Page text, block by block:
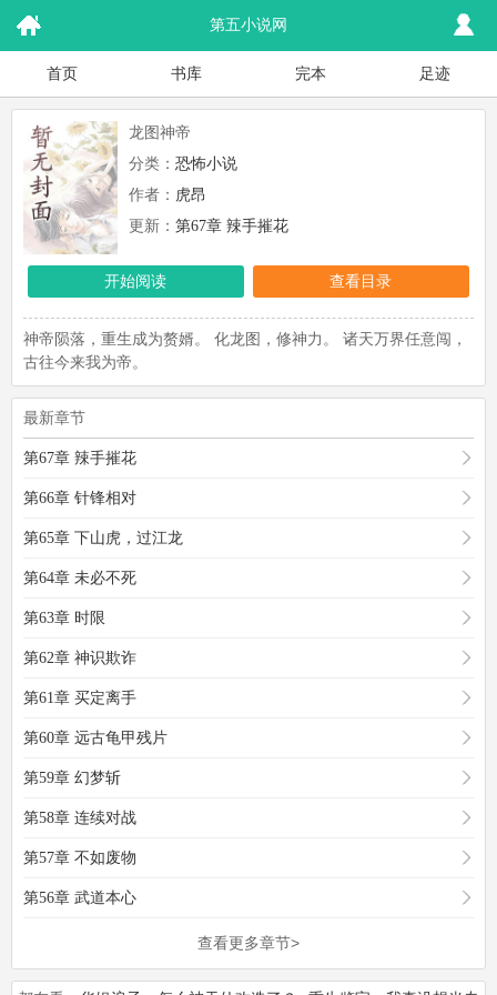
第五小说网
首页 书库 完本 足迹
龙图神帝
分类：恐怖小说
作者： 虎昂
更新：第67章 辣手摧花
开始阅读 查看目录
神帝陨落，重生成为赘婿。 化龙图，修神力。 诸天万界任意闯，
古往今来我为帝。
最新章节
第67章 辣手摧花
第66章 针锋相对
第65章 下山虎，过江龙
第64章 未必不死
第63章 时限
第62章 神识欺诈
第61章 买定离手
第60章 远古龟甲残片
第59章 幻梦斩
第58章 连续对战
第57章 不如废物
第56章 武道本心
查看更多章节>